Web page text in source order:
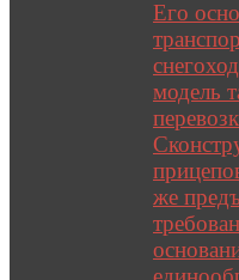
Его
модель
же